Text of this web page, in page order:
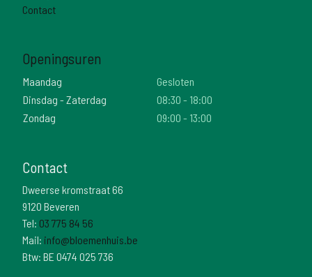
Contact
Openingsuren
Maandag
Gesloten
Dinsdag - Zaterdag
08:30 - 18:00
Zondag
09:00 - 13:00
Contact
Dweerse kromstraat 66
9120 Beveren
Tel: 03 775 84 56
Mail: info@bloemenhuis.be
Btw: BE 0474 025 736